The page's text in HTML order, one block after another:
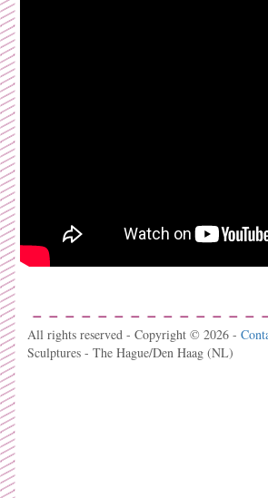
All rights reserved - Copyright © 2026 -
Sculptures - The Hague/Den Haag (NL)